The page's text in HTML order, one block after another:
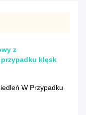
z
klęsk
W Przypadku